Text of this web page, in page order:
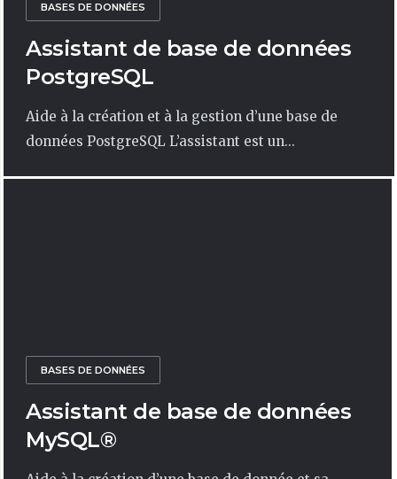
BASES DE DONNÉES
Assistant de base de données
PostgreSQL
Aide à la création et à la gestion d’une base de
données PostgreSQL L’assistant est un...
BASES DE DONNÉES
Assistant de base de données
MySQL®